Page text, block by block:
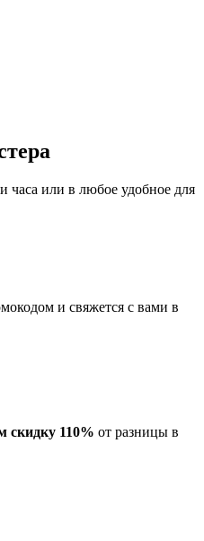
часа или в любое удобное для
и свяжется с вами в
скидку 110% от разницы в